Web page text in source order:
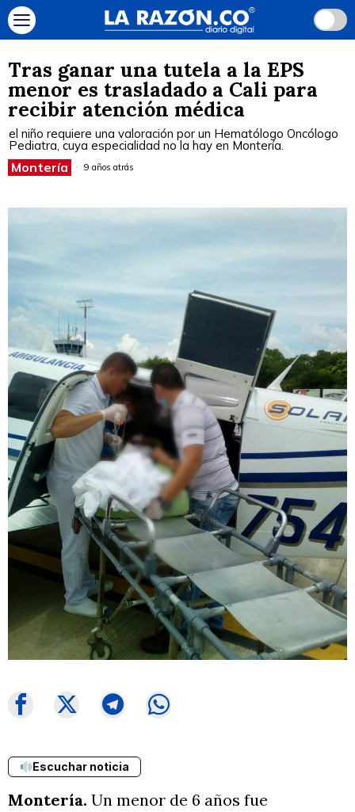
Tras ganar una tutela a la EPS
menor es trasladado a Cali para
recibir atención médica
el niño requiere una valoración por un Hematólogo Oncólogo
Pediatra, cuya especialidad no la hay en Montería.
Montería 9 años atrás
Escuchar noticia
Montería. Un menor de 6 años fue